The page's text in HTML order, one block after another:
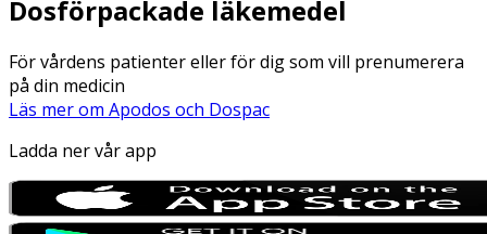
Dosförpackade läkemedel
För vårdens patienter eller för dig som vill prenumerera
på din medicin
Läs mer om Apodos och Dospac
Ladda ner vår app